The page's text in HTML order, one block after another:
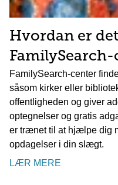
Hvordan er
FamilySearch-
FamilySearch-center
såsom kirker eller
offentligheden og giver
optegnelser og gratis
er trænet til at hjælpe dig
opdagelser i din slægt.
LÆR MERE